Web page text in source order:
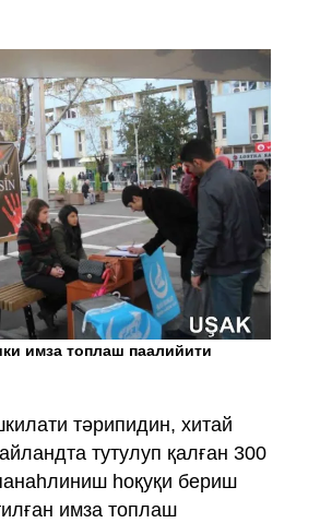
имза топлаш паалийити
тәрипидин, хитай
тутулуп қалған 300
һоқуқи бериш
имза топлаш